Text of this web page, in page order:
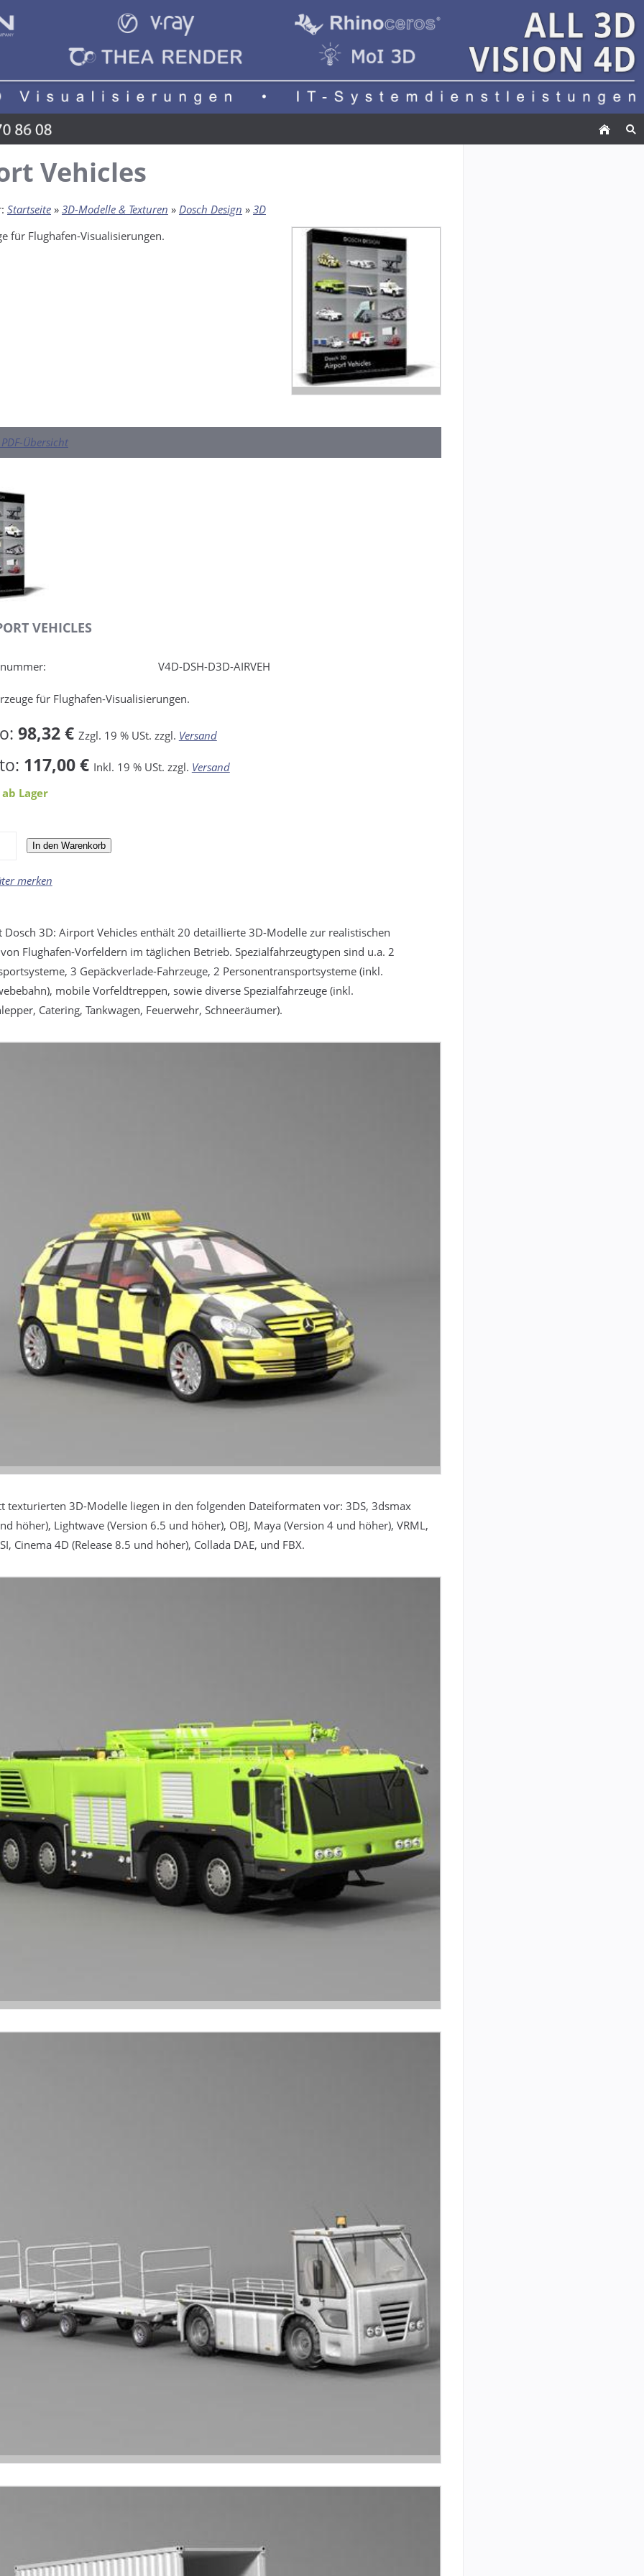
Vehicles
Startseite » 3D-Modelle & Texturen » Dosch Design » 3D
für Flughafen-Visualisierungen.
Übersicht
VEHICLES
V4D-DSH-D3D-AIRVEH
für Flughafen-Visualisierungen.
98,32 € Zzgl. 19 % USt. zzgl. Versand
117,00 € Inkl. 19 % USt. zzgl. Versand
Lager
In den Warenkorb
merken
Dosch 3D: Airport Vehicles enthält 20 detaillierte 3D-Modelle zur realistischen
Flughafen-Vorfeldern im täglichen Betrieb. Spezialfahrzeugtypen sind u.a. 2
3 Gepäckverlade-Fahrzeuge, 2 Personentransportsysteme (inkl.
mobile Vorfeldtreppen, sowie diverse Spezialfahrzeuge (inkl.
Catering, Tankwagen, Feuerwehr, Schneeräumer).
texturierten 3D-Modelle liegen in den folgenden Dateiformaten vor: 3DS, 3dsmax
höher), Lightwave (Version 6.5 und höher), OBJ, Maya (Version 4 und höher), VRML,
Cinema 4D (Release 8.5 und höher), Collada DAE, und FBX.